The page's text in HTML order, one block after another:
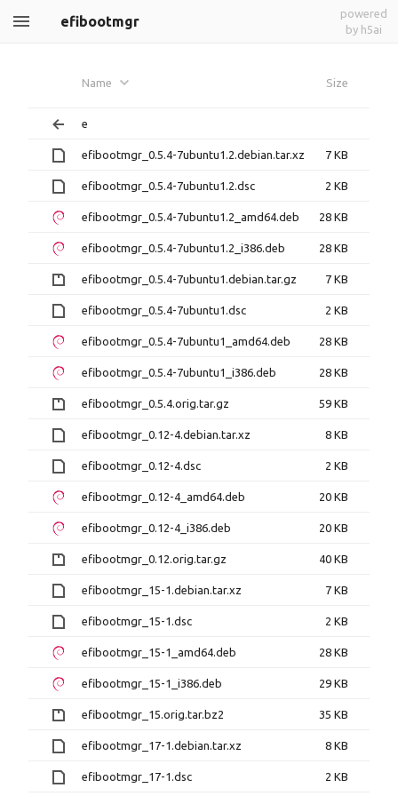
efibootmgr
powered
by h5ai
Name Size
e
efibootmgr_0.5.4-7ubuntu1.2.debian.tar.xz 7 KB
efibootmgr_0.5.4-7ubuntu1.2.dsc 2 KB
efibootmgr_0.5.4-7ubuntu1.2_amd64.deb 28 KB
efibootmgr_0.5.4-7ubuntu1.2_i386.deb 28 KB
efibootmgr_0.5.4-7ubuntu1.debian.tar.gz 7 KB
efibootmgr_0.5.4-7ubuntu1.dsc 2 KB
efibootmgr_0.5.4-7ubuntu1_amd64.deb 28 KB
efibootmgr_0.5.4-7ubuntu1_i386.deb 28 KB
efibootmgr_0.5.4.orig.tar.gz 59 KB
efibootmgr_0.12-4.debian.tar.xz 8 KB
efibootmgr_0.12-4.dsc 2 KB
efibootmgr_0.12-4_amd64.deb 20 KB
efibootmgr_0.12-4_i386.deb 20 KB
efibootmgr_0.12.orig.tar.gz 40 KB
efibootmgr_15-1.debian.tar.xz 7 KB
efibootmgr_15-1.dsc 2 KB
efibootmgr_15-1_amd64.deb 28 KB
efibootmgr_15-1_i386.deb 29 KB
efibootmgr_15.orig.tar.bz2 35 KB
efibootmgr_17-1.debian.tar.xz 8 KB
efibootmgr_17-1.dsc 2 KB